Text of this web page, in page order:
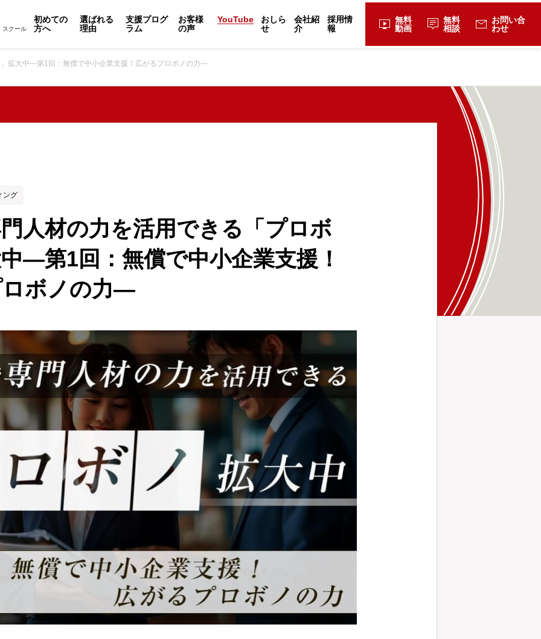
スクール
初めての
方へ
選ばれる
理由
支援プログ
ラム
お客様
の声
YouTube おしら
せ
会社紹
介
採用情
報 live_tv 無料
動画
tooltip_2 無料
相談
mail お問い合
わせ
拡大中―第1回：無償で中小企業支援！広がるプロボノの力―
ング
人材の力を活用できる「プロボ
―第1回：無償で中小企業支援！
ボノの力―